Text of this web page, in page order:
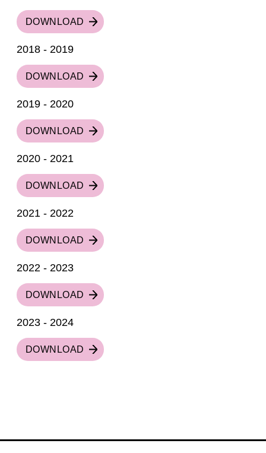
DOWNLOAD
2018 - 2019
DOWNLOAD
2019 - 2020
DOWNLOAD
2020 - 2021
DOWNLOAD
2021 - 2022
DOWNLOAD
2022 - 2023
DOWNLOAD
2023 - 2024
DOWNLOAD